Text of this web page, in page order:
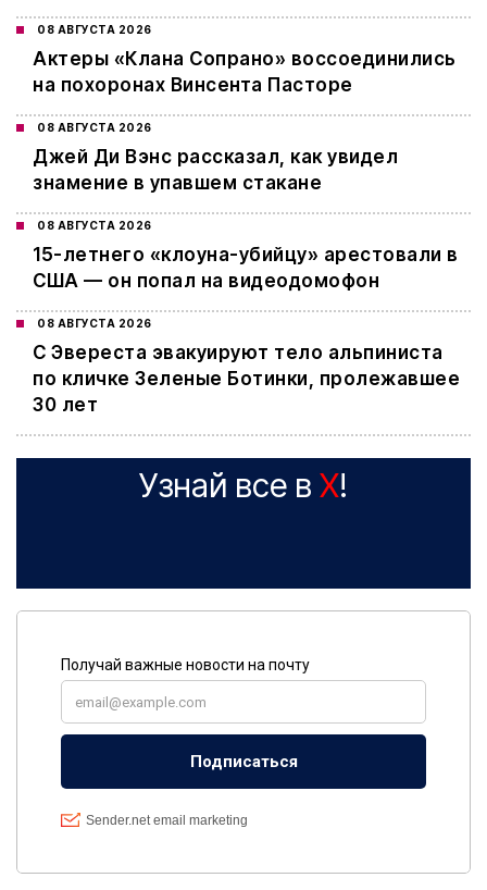
08 АВГУСТА 2026
Актеры «Клана Сопрано» воссоединились
на похоронах Винсента Пасторе
08 АВГУСТА 2026
Джей Ди Вэнс рассказал, как увидел
знамение в упавшем стакане
08 АВГУСТА 2026
15-летнего «клоуна-убийцу» арестовали в
США — он попал на видеодомофон
08 АВГУСТА 2026
С Эвереста эвакуируют тело альпиниста
по кличке Зеленые Ботинки, пролежавшее
30 лет
Узнай все в X!